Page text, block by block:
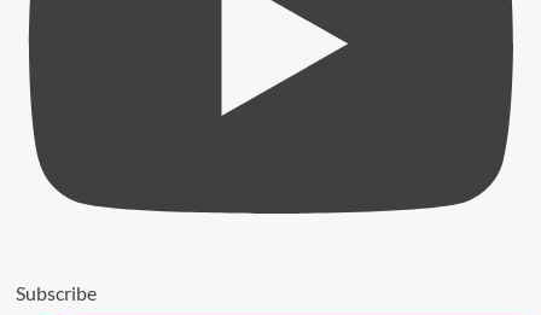
Subscribe